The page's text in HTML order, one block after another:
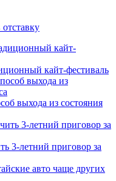
кайт-фестиваль
выхода из состояния
3-летний приговор за